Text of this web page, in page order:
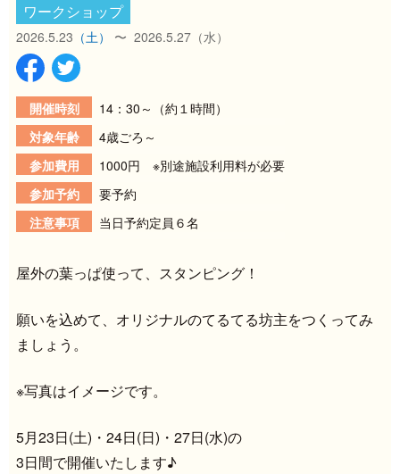
ワークショップ
2026.5.23 （土） 〜 2026.5.27 （水）
開催時刻
14：30～（約１時間）
対象年齢
4歳ごろ～
参加費用
1000円 ※別途施設利用料が必要
参加予約
要予約
注意事項
当日予約定員６名
屋外の葉っぱ使って、スタンピング！
願いを込めて、オリジナルのてるてる坊主をつくってみ
ましょう。
※写真はイメージです。
5月23日(土)・24日(日)・27日(水)の
3日間で開催いたします♪